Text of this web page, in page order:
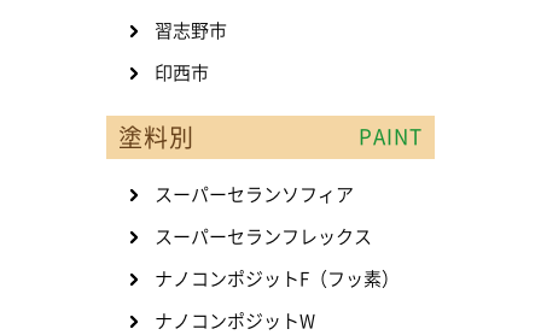
習志野市
印西市
塗料別 PAINT
スーパーセランソフィア
スーパーセランフレックス
ナノコンポジットF（フッ素）
ナノコンポジットW